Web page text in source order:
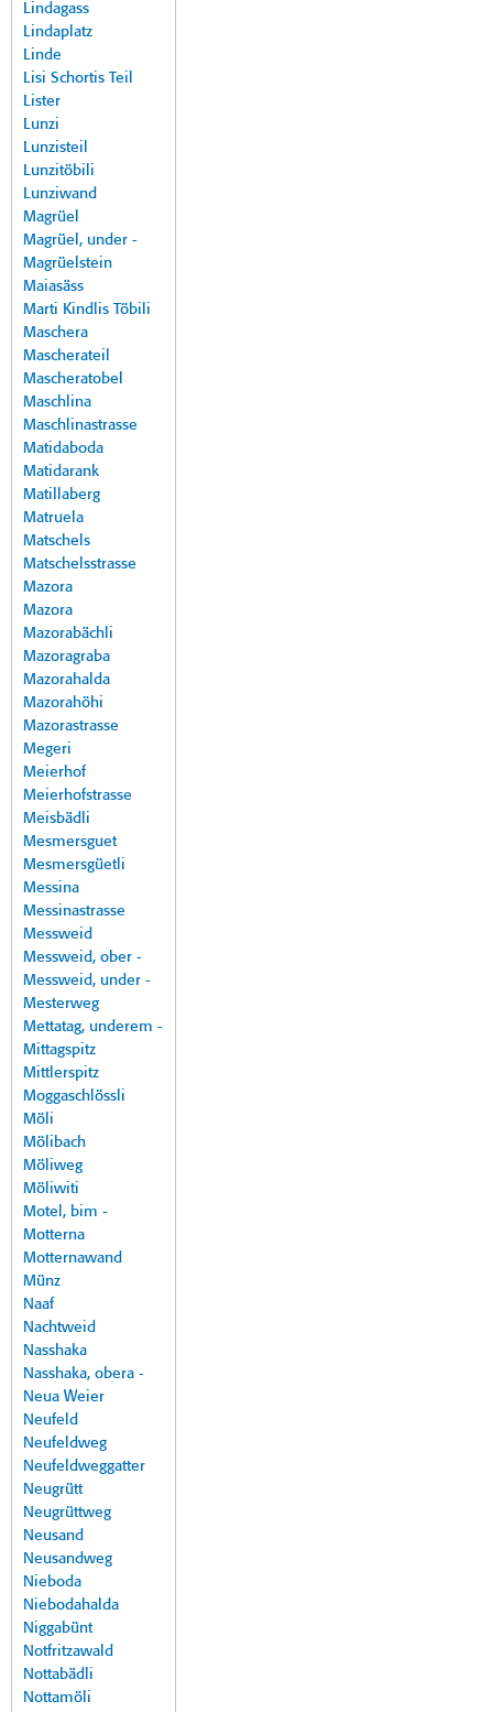
Lindagass
Lindaplatz
Linde
Lisi Schortis Teil
Lister
Lunzi
Lunzisteil
Lunzitöbili
Lunziwand
Magrüel
Magrüel, under -
Magrüelstein
Maiasäss
Marti Kindlis Töbili
Maschera
Mascherateil
Mascheratobel
Maschlina
Maschlinastrasse
Matidaboda
Matidarank
Matillaberg
Matruela
Matschels
Matschelsstrasse
Mazora
Mazora
Mazorabächli
Mazoragraba
Mazorahalda
Mazorahöhi
Mazorastrasse
Megeri
Meierhof
Meierhofstrasse
Meisbädli
Mesmersguet
Mesmersgüetli
Messina
Messinastrasse
Messweid
Messweid, ober -
Messweid, under -
Mesterweg
Mettatag, underem -
Mittagspitz
Mittlerspitz
Moggaschlössli
Möli
Mölibach
Möliweg
Möliwiti
Motel, bim -
Motterna
Motternawand
Münz
Naaf
Nachtweid
Nasshaka
Nasshaka, obera -
Neua Weier
Neufeld
Neufeldweg
Neufeldweggatter
Neugrütt
Neugrüttweg
Neusand
Neusandweg
Nieboda
Niebodahalda
Niggabünt
Notfritzawald
Nottabädli
Nottamöli